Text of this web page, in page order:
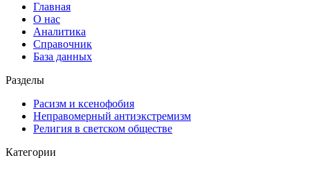
Главная
О нас
Аналитика
Справочник
База данных
Разделы
Расизм и ксенофобия
Неправомерный антиэкстремизм
Религия в светском обществе
Категории